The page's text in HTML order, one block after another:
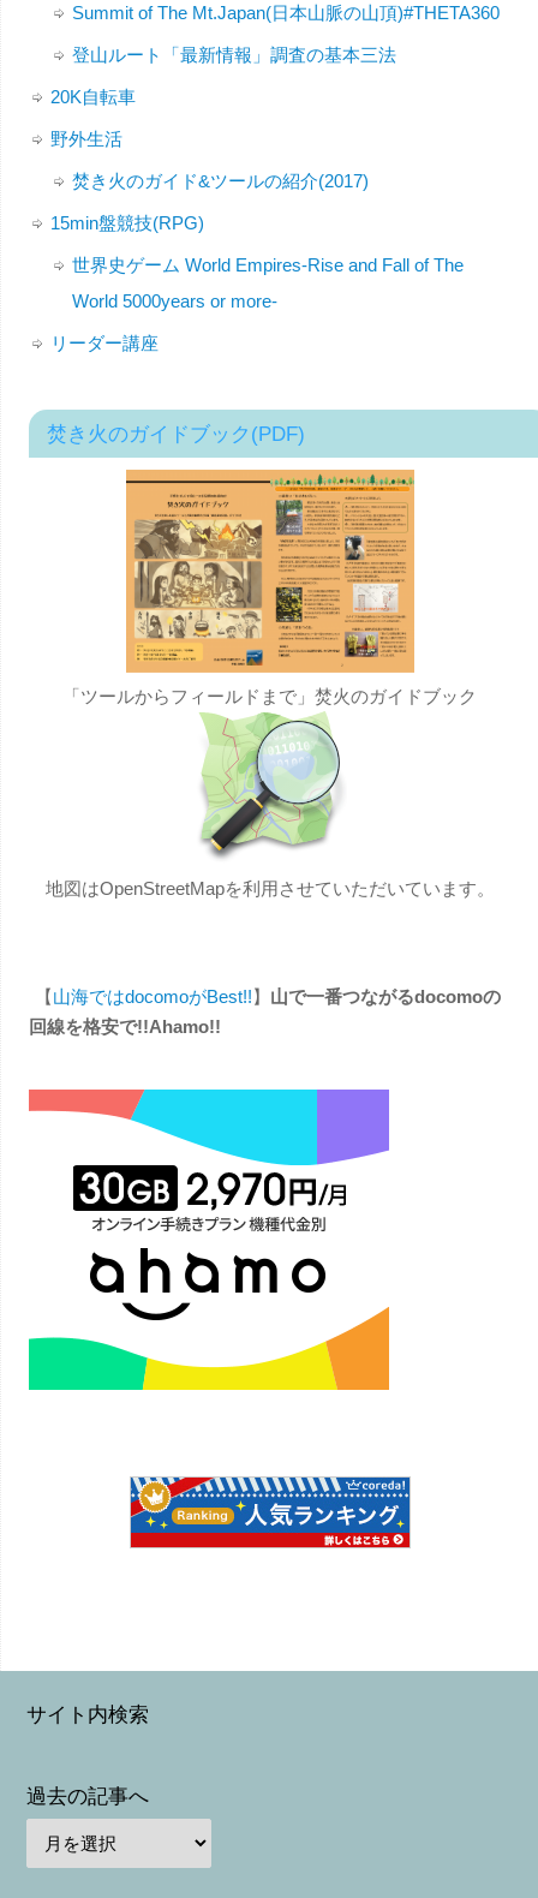
Summit of The Mt.Japan(日本山脈の山頂)#THETA360
登山ルート「最新情報」調査の基本三法
20K自転車
野外生活
焚き火のガイド&ツールの紹介(2017)
15min盤競技(RPG)
世界史ゲーム World Empires-Rise and Fall of The
World 5000years or more-
リーダー講座
焚き火のガイドブック(PDF)
「ツールからフィールドまで」焚火のガイドブック
地図はOpenStreetMapを利用させていただいています。
【山海ではdocomoがBest!!】 山で一番つながるdocomoの
回線を格安で!!Ahamo!!
サイト内検索
過去の記事へ